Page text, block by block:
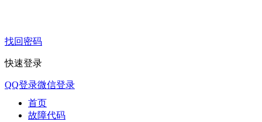
找回密码
快速登录
QQ登录微信登录
首页
故障代码